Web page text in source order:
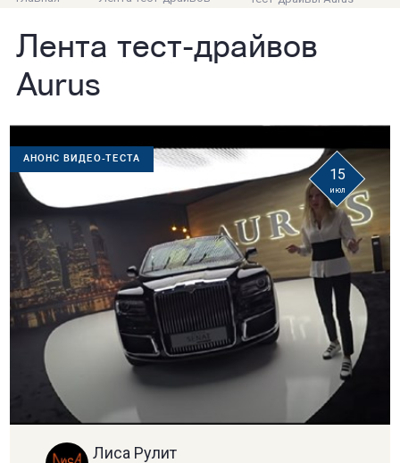
Лента тест-драйвов
Aurus
АНОНС ВИДЕО-ТЕСТА
15
июл
Лиса Рулит